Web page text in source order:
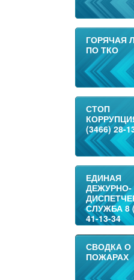
ГОРЯЧАЯ
ПО ТКО
СТОП
(3466) 28-
ЕДИНАЯ
ДЕЖУРНО-
СЛУЖБА 8
41-13-34
СВОДКА О
ПОЖАРАХ